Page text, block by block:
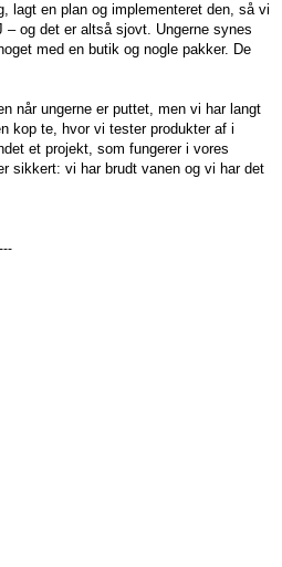
lagt en plan og implementeret den, så vi
og det er altså sjovt. Ungerne synes
med en butik og nogle pakker. De
når ungerne er puttet, men vi har langt
kop te, hvor vi tester produkter af i
et projekt, som fungerer i vores
sikkert: vi har brudt vanen og vi har det